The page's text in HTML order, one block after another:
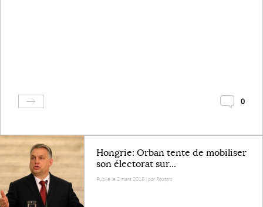
0
Hongrie: Orban tente de mobiliser
son électorat sur...
Publié le 2 mars 2018 |par Reuters